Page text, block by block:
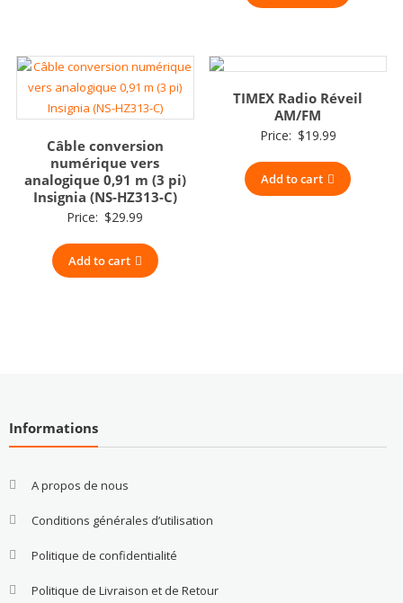
Câble conversion
numérique vers
analogique 0,91 m (3 pi)
Insignia (NS-HZ313-C)
Price: $29.99
Add to cart
TIMEX Radio Réveil
AM/FM
Price: $19.99
Add to cart
Informations
A propos de nous
Conditions générales d’utilisation
Politique de confidentialité
Politique de Livraison et de Retour